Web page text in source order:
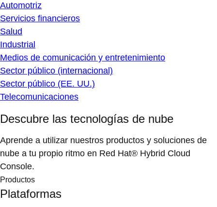
Automotriz
Servicios financieros
Salud
Industrial
Medios de comunicación y entretenimiento
Sector público (internacional)
Sector público (EE. UU.)
Telecomunicaciones
Descubre las tecnologías de nube
Aprende a utilizar nuestros productos y soluciones de
nube a tu propio ritmo en Red Hat® Hybrid Cloud
Console.
Productos
Plataformas